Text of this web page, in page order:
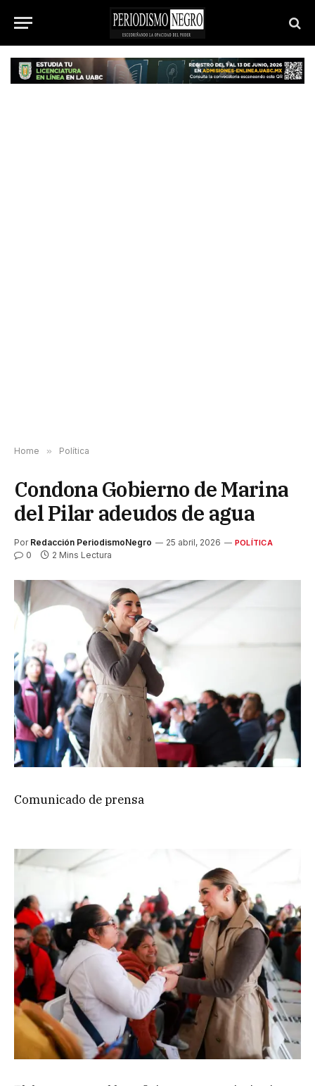
Home » Política
Condona Gobierno de Marina
del Pilar adeudos de agua
Por Redacción PeriodismoNegro 25 abril, 2026 POLÍTICA
0 2 Mins Lectura
Comunicado de prensa